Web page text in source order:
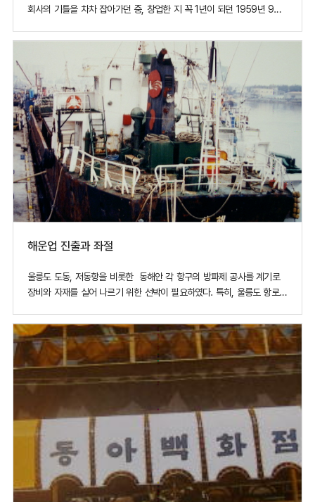
회사의 기틀을 차차 잡아가던 중, 창업한 지 꼭 1년이 되던 1959년 9월,
태풍이었던 사라호가 덮친 것이다. 수 많은 농경지가 유실되고, 도로,
교량 등 재산상의 손실은 물론 사망·실종자가 8백 40여 명, 이재민이
해운업 진출과 좌절
울릉도 도동, 저동항을 비롯한 동해안 각 항구의 방파제 공사를 계기로
장비와 자재를 실어 나르기 위한 선박이 필요하였다. 특히, 울릉도 항로는
대형 선박이 필요했다. 그래서 강원도 도경으로부터 1백 20톤급 쾌속
운반선인 ‘응호(應號)’를 구입하였다. 그동안 공사를 해서 벌어 둔 돈으로